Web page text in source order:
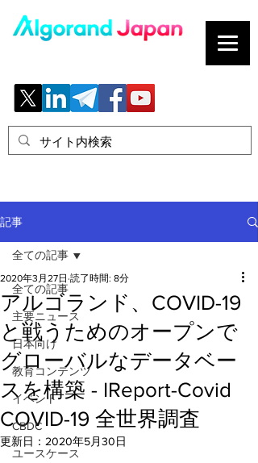
記事
全ての記事
主要ニュース
日本向け
教育コンテンツ
イベント
CBDC
ユースケース
全ての記事
アルゴランド、COVID-19
と戦うためのオープンで
グローバルなデータベー
スを構築 - IReport-Covid
COVID-19 全世界調査
2020年3月27日 読了時間: 8分
更新日： 2020年5月30日